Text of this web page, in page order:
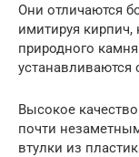
Они отличаются
имитируя
природного
устанавливаются
Высокое
почти
втулки из